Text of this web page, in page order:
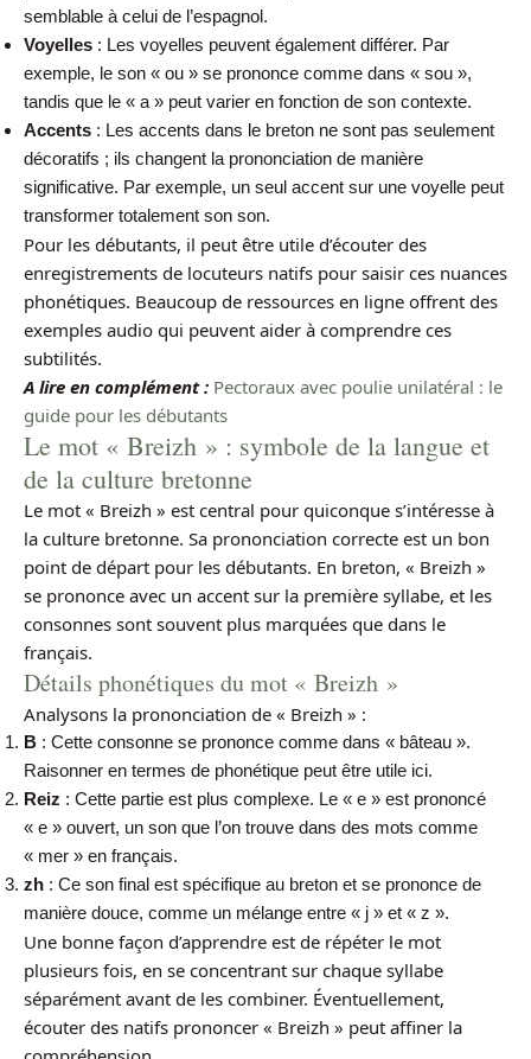
semblable à celui de l’espagnol.
Voyelles : Les voyelles peuvent également différer. Par
exemple, le son « ou » se prononce comme dans « sou »,
tandis que le « a » peut varier en fonction de son contexte.
Accents : Les accents dans le breton ne sont pas seulement
décoratifs ; ils changent la prononciation de manière
significative. Par exemple, un seul accent sur une voyelle peut
transformer totalement son son.
Pour les débutants, il peut être utile d’écouter des
enregistrements de locuteurs natifs pour saisir ces nuances
phonétiques. Beaucoup de ressources en ligne offrent des
exemples audio qui peuvent aider à comprendre ces
subtilités.
A lire en complément : Pectoraux avec poulie unilatéral : le
guide pour les débutants
Le mot « Breizh » : symbole de la langue et
de la culture bretonne
Le mot « Breizh » est central pour quiconque s’intéresse à
la culture bretonne. Sa prononciation correcte est un bon
point de départ pour les débutants. En breton, « Breizh »
se prononce avec un accent sur la première syllabe, et les
consonnes sont souvent plus marquées que dans le
français.
Détails phonétiques du mot « Breizh »
Analysons la prononciation de « Breizh » :
B : Cette consonne se prononce comme dans « bâteau ».
Raisonner en termes de phonétique peut être utile ici.
Reiz : Cette partie est plus complexe. Le « e » est prononcé
« e » ouvert, un son que l’on trouve dans des mots comme
« mer » en français.
zh : Ce son final est spécifique au breton et se prononce de
manière douce, comme un mélange entre « j » et « z ».
Une bonne façon d’apprendre est de répéter le mot
plusieurs fois, en se concentrant sur chaque syllabe
séparément avant de les combiner. Éventuellement,
écouter des natifs prononcer « Breizh » peut affiner la